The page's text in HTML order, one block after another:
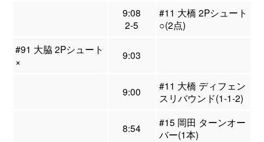
9:08
2-5
#11 大橋 2Pシュート
○(2点)
#91 大脇 2Pシュート
×
9:03
9:00
#11 大橋 ディフェン
スリバウンド(1-1-2)
8:54
#15 岡田 ターンオー
バー(1本)